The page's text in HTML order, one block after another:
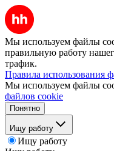
Мы используем файлы
правильную работу
трафик.
Правила использования
Мы используем файлы
файлов cookie
Понятно
Ищу работу
Ищу работу